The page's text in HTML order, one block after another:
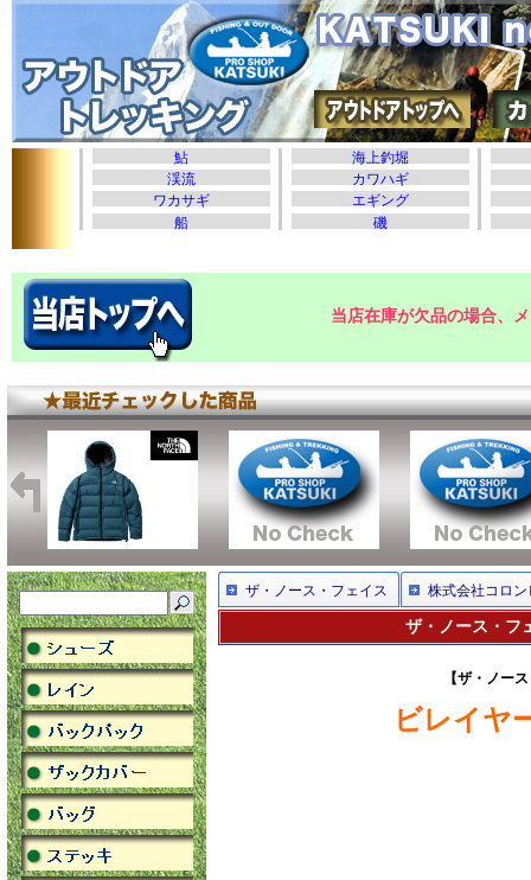
当店在庫が欠品の場合、
ザ・ノース・フェイス 株式会社コロン
ザ・ノース・フ
【ザ・ノー
ビレイヤ